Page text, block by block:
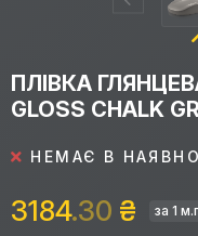
ПЛІВКА
GLOSS CHALK
НЕМАЄ В
3184.30 ₴ за 1